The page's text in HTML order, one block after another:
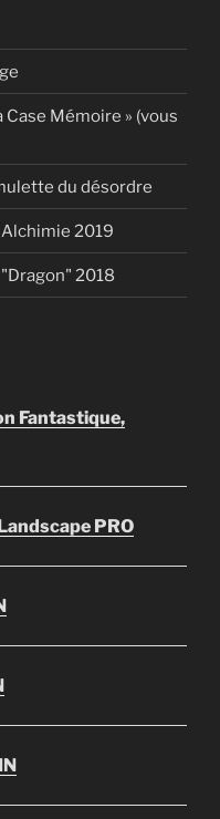
Case Mémoire » (vous
du désordre
2019
2018
Fantastique,
PRO